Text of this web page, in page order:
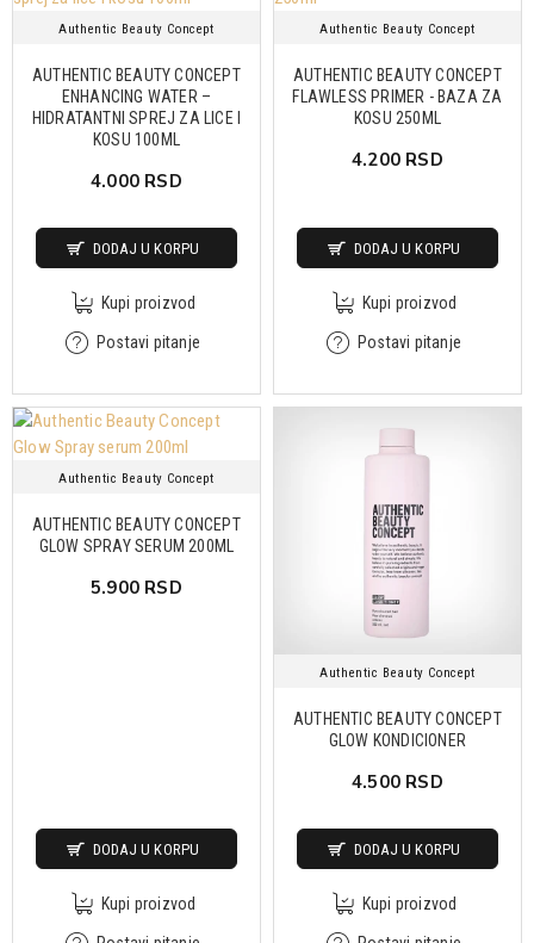
Authentic Beauty Concept
AUTHENTIC BEAUTY CONCEPT
ENHANCING WATER –
HIDRATANTNI SPREJ ZA LICE I
KOSU 100ML
4.000 RSD
DODAJ U KORPU
Kupi proizvod
Postavi pitanje
Authentic Beauty Concept
AUTHENTIC BEAUTY CONCEPT
FLAWLESS PRIMER - BAZA ZA
KOSU 250ML
4.200 RSD
DODAJ U KORPU
Kupi proizvod
Postavi pitanje
Authentic Beauty Concept
AUTHENTIC BEAUTY CONCEPT
GLOW SPRAY SERUM 200ML
5.900 RSD
DODAJ U KORPU
Kupi proizvod
Authentic Beauty Concept
AUTHENTIC BEAUTY CONCEPT
GLOW KONDICIONER
4.500 RSD
DODAJ U KORPU
Kupi proizvod